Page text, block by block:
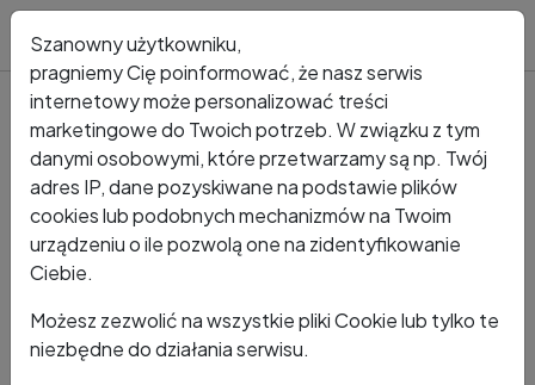
Kto dzwonił? Numer +48 800 921 992
+48 800 921 992
Szanowny użytkowniku,
pragniemy Cię poinformować, że nasz serwis
internetowy może personalizować treści
marketingowe do Twoich potrzeb. W związku z tym
danymi osobowymi, które przetwarzamy są np. Twój
adres IP, dane pozyskiwane na podstawie plików
cookies lub podobnych mechanizmów na Twoim
urządzeniu o ile pozwolą one na zidentyfikowanie
Ciebie.
Możesz zezwolić na wszystkie pliki Cookie lub tylko te
niezbędne do działania serwisu.